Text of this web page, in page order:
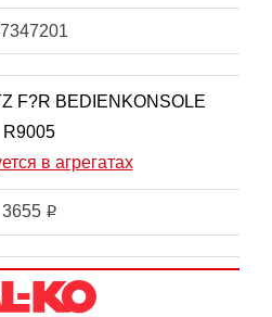
F?R BEDIENKONSOLE
R9005
в агрегатах
3655 i